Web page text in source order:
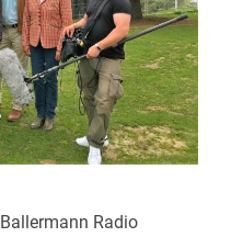
Ballermann Radio